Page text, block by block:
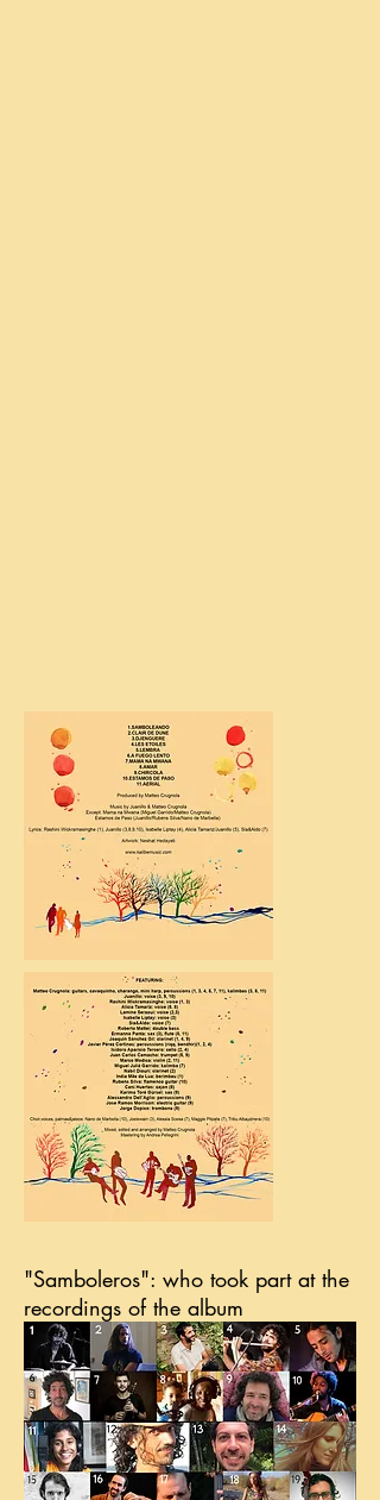
"Samboleros": who took part at the
recordings of the album